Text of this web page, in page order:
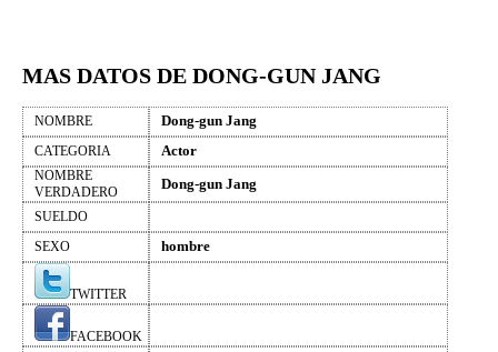
MAS DATOS DE DONG-GUN JANG
NOMBRE Dong-gun Jang
CATEGORIA Actor
NOMBRE
VERDADERO
Dong-gun Jang
SUELDO
SEXO
hombre
TWITTER
FACEBOOK